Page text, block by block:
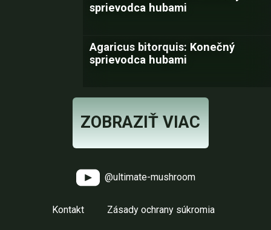
sprievodca hubami
Agaricus bitorquis: Konečný
sprievodca hubami
ZOBRAZIŤ VIAC
@ultimate-mushroom
Kontakt Zásady ochrany súkromia